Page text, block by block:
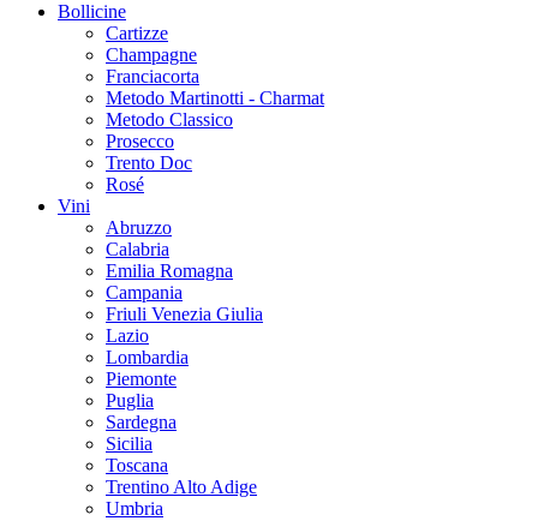
Bollicine
Cartizze
Champagne
Franciacorta
Metodo Martinotti - Charmat
Metodo Classico
Prosecco
Trento Doc
Rosé
Vini
Abruzzo
Calabria
Emilia Romagna
Campania
Friuli Venezia Giulia
Lazio
Lombardia
Piemonte
Puglia
Sardegna
Sicilia
Toscana
Trentino Alto Adige
Umbria